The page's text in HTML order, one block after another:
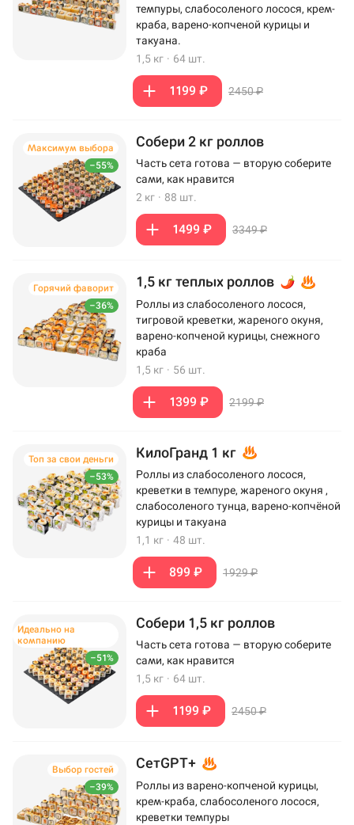
темпуры, слабосоленого лосося, крем-
краба, варено-копченой курицы и
такуана.
1,5 кг · 64 шт.
1199 ₽ 2450 ₽
–55%
Максимум выбора Собери 2 кг роллов
Часть сета готова — вторую соберите
сами, как нравится
2 кг · 88 шт.
1499 ₽ 3349 ₽
–36%
Горячий фаворит 1,5 кг теплых роллов
Роллы из слабосоленого лосося,
тигровой креветки, жареного окуня,
варено-копченой курицы, снежного
краба
1,5 кг · 56 шт.
1399 ₽ 2199 ₽
–53%
Топ за свои деньги КилоГранд 1 кг
Роллы из слабосоленого лосося,
креветки в темпуре, жареного окуня ,
слабосоленого тунца, варено-копчёной
курицы и такуана
1,1 кг · 48 шт.
899 ₽ 1929 ₽
–51%
Идеально на
компанию
Собери 1,5 кг роллов
Часть сета готова — вторую соберите
сами, как нравится
1,5 кг · 64 шт.
1199 ₽ 2450 ₽
–39%
Выбор гостей СетGPT+
Роллы из варено-копченой курицы,
крем-краба, слабосоленого лосося,
креветки темпуры